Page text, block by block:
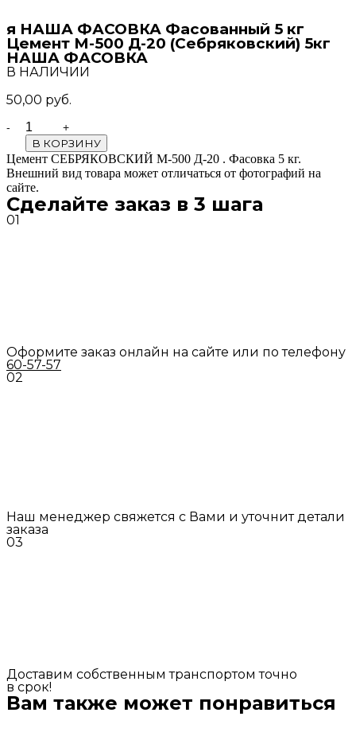
я НАША ФАСОВКА Фасованный 5 кг
Цемент М-500 Д-20 (Себряковский) 5кг
НАША ФАСОВКА
В НАЛИЧИИ
50,00 руб.
Quantity
В КОРЗИНУ
Цемент СЕБРЯКОВСКИЙ М-500 Д-20 . Фасовка 5 кг.
Внешний вид товара может отличаться от фотографий на
сайте.
Сделайте заказ в 3 шага
01
Оформите заказ онлайн на сайте или по телефону
60-57-57
02
Наш менеджер свяжется с Вами и уточнит детали
заказа
03
Доставим собственным транспортом точно
в срок!
Вам также может понравиться